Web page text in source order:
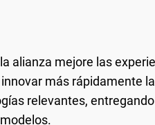
alianza mejore las
más rápidamente
relevantes,